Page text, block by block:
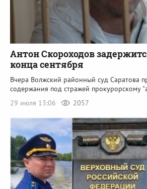
Антон Скороходов
конца сентября
Вчера Волжский районный суд Саратова
содержания под стражей прокурорскому
29 июля 13:06
2057